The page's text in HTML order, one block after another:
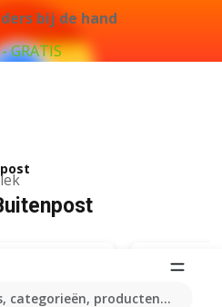
bij de hand
GRATIS
categorieën, producten...